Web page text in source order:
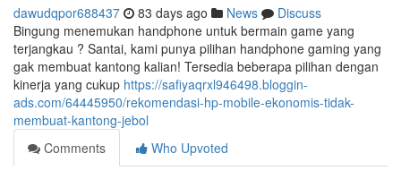
dawudqpor688437 83 days ago News
Discuss
Bingung menemukan handphone untuk bermain game yang
terjangkau ? Santai, kami punya pilihan handphone gaming yang
gak membuat kantong kalian! Tersedia beberapa pilihan dengan
kinerja yang cukup https://safiyaqrxl946498.bloggin-
ads.com/64445950/rekomendasi-hp-mobile-ekonomis-tidak-
membuat-kantong-jebol
Comments
Who Upvoted